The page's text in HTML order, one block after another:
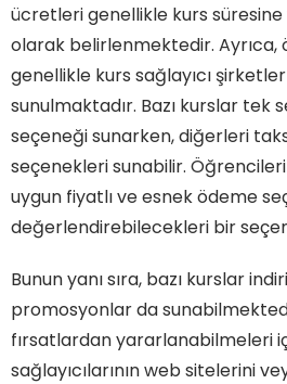
ücretleri genellikle kurs süresine
olarak belirlenmektedir. Ayrıca,
genellikle kurs sağlayıcı
sunulmaktadır. Bazı kurslar tek
seçeneği sunarken, diğerleri
seçenekleri sunabilir.
uygun fiyatlı ve esnek ödeme
değerlendirebilecekleri bir
Bunun yanı sıra, bazı kurslar
promosyonlar da
fırsatlardan yararlanabilmeleri
sağlayıcılarının web sitelerini